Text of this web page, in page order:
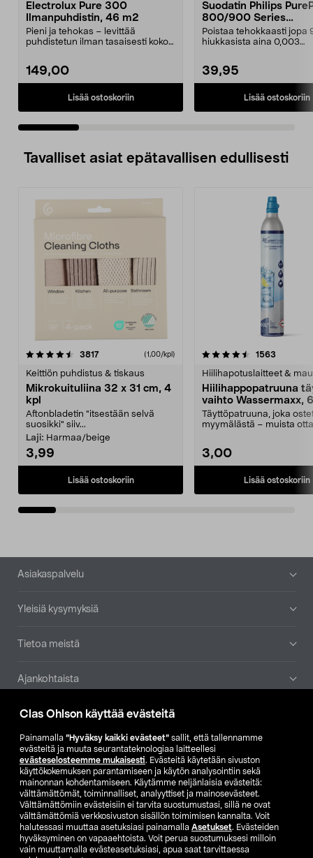
Clas Ohlson käyttää evästeitä
Painamalla ”Hyväksy kaikki evästeet” sallit, että tallennamme
evästeitä ja muuta seurantateknologiaa laitteellesi
evästeselosteemme mukaisesti. Evästeitä käytetään sivuston
käyttökokemuksen parantamiseen ja käytön analysointiin sekä
mainonnan kohdentamiseen. Käytämme neljänlaisia evästeitä:
välttämättömät, toiminnalliset, analyyttiset ja mainosevästeet.
Välttämättömiin evästeisiin ei tarvita suostumustasi, sillä ne ovat
välttämättömiä verkkosivuston sisällön toimimisen kannalta. Voit
halutessasi muuttaa asetuksiasi painamalla Asetukset. Evästeiden
hyväksyminen on vapaaehtoista. Voit perua suostumuksesi milloin
vain muuttamalla evästeasetuksiasi, apua saat tarvittaessa
Electrolux Pure 300
Ilmanpuhdistin, 46 m2
Pieni ja tehokas – levittää
puhdistetun ilman tasaisesti koko
149,00
Lisää ostoskoriin
Suodatin Philips
800/900 Series
Ilmanpuhdistimeen,
FY0900/30
Poistaa tehokkaasti jopa
hiukkasista aina 0,003
39,95
Lisää ostoskoriin
Tavalliset asiat epätavallisen edullisesti
3817arvostelut (1,00/kpl)
Keittiön puhdistus & tiskaus
Mikrokuituliina 32 x 31 cm, 4
kpl
Aftonbladetin "itsestään selvä
suosikki" siiv...
Laji: Harmaa/beige
3,99
Lisää ostoskoriin
4.5viidestä
1563
Hiilihapotuslaitteet &
Hiilihappopatruuna
vaihto Wassermaxx,
Täyttöpatruuna, joka
myymälästä – muista
3,00
Lisää ostoskoriin
4.5viidestä
Alatunniste
Asiakaspalvelu
Yleisiä kysymyksiä
Tietoa meistä
Ajankohtaista
Muut yrityksemme
Etsi myymälä
SE NO FI
FI SV